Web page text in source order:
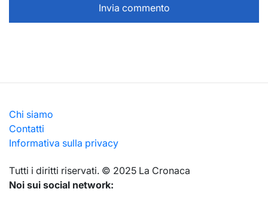
Chi siamo
Contatti
Informativa sulla privacy
Тutti i diritti riservati. © 2025 La Cronaca
Noi sui social network: